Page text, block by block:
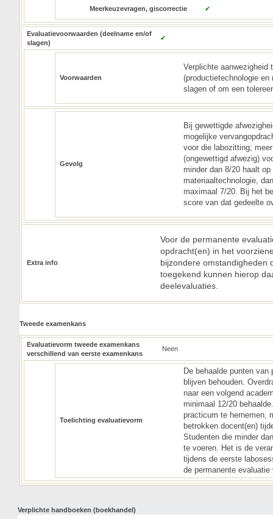
Meerkeuzevragen, giscorrectie ✔
Evaluatievoorwaarden (deelname en/of
slagen)
✔
Voorwaarden
Verplichte aanwezigheid
(productietechnologie
slagen of om een
Gevolg
Bij gewettigde
mogelijke
voor die labozitting;
(ongewettigd afwezig)
minder dan 8/20 haalt
materiaaltechnologie,
maximaal 7/20. Bij het
score van dat gedeelte
Extra info
Voor de permanente
opdracht(en) in het
bijzondere omstandigheden
toegekend kunnen hierop
deelevaluaties.
Tweede examenkans
Evaluatievorm tweede examenkans
verschillend van eerste examenkans
Neen
Toelichting evaluatievorm
De behaalde punten
blijven behouden.
naar een volgend
minimaal 12/20
practicum te hernemen,
betrokken docent(en)
Studenten die minder
te voeren. Het is de
tijdens de eerste
de permanente
Verplichte handboeken (boekhandel)